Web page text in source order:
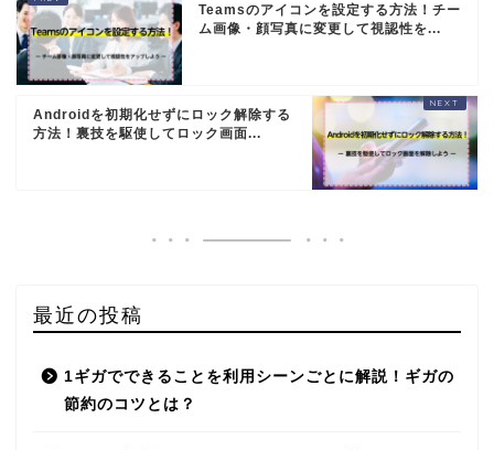
Teamsのアイコンを設定する方法！チー
ム画像・顔写真に変更して視認性を...
Androidを初期化せずにロック解除する
方法！裏技を駆使してロック画面...
最近の投稿
1ギガでできることを利用シーンごとに解説！ギガの
節約のコツとは？